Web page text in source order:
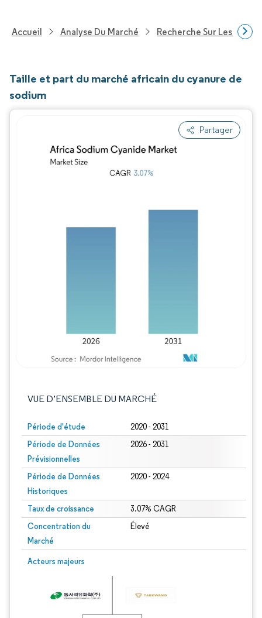
Accueil Analyse Du Marché Recherche Sur Les
Taille et part du marché africain du cyanure de
sodium
Partager
VUE D’ENSEMBLE DU MARCHÉ
Période d'étude 2020 - 2031
Période de Données
Prévisionnelles
2026 - 2031
Période de Données
Historiques
2020 - 2024
Taux de croissance 3.07% CAGR
Concentration du
Marché
Élevé
Acteurs majeurs
Image © Mordor Intelligence. La réutilisation nécessite une attribution sous CC